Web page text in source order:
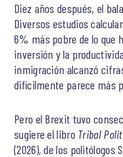
Diez años después, el
Diversos estudios
6% más pobre de lo que
inversión y la
inmigración alcanzó
difícilmente parece más
Pero el Brexit tuvo
sugiere el libro Tribal
(2026), de los politólogos